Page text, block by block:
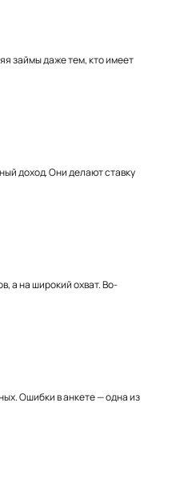
займы даже тем, кто имеет
доход. Они делают ставку
а на широкий охват. Во-
Ошибки в анкете — одна из